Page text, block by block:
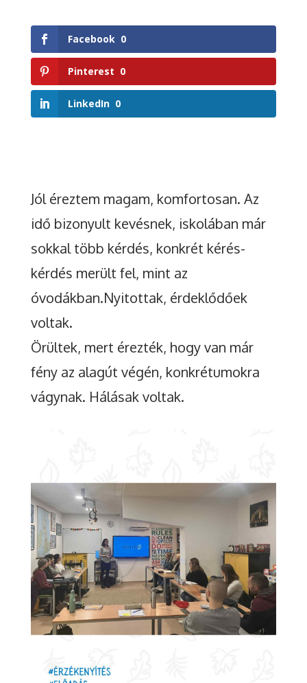
Facebook 0
Pinterest 0
LinkedIn 0
Jól éreztem magam, komfortosan. Az
idő bizonyult kevésnek, iskolában már
sokkal több kérdés, konkrét kérés-
kérdés merült fel, mint az
óvodákban.Nyitottak, érdeklődőek
voltak.
Örültek, mert érezték, hogy van már
fény az alagút végén, konkrétumokra
vágynak. Hálásak voltak.